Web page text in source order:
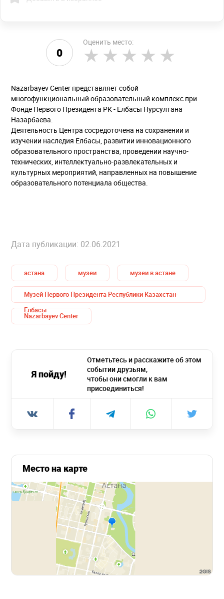
0
Оценить место:
Nazarbayev Center представляет собой
многофункциональный образовательный комплекс при
Фонде Первого Президента РК - Елбасы Нурсултана
Назарбаева.
Деятельность Центра сосредоточена на сохранении и
изучении наследия Елбасы, развитии инновационного
образовательного пространства, проведении научно-
технических, интеллектуально-развлекательных и
культурных мероприятий, направленных на повышение
образовательного потенциала общества.
Дата публикации: 02.06.2021
астана музеи музеи в астане
Музей Первого Президента Республики Казахстан-
Елбасы
Nazarbayev Center
Я пойду!
Отметьтесь и расскажите об этом
событии друзьям,
чтобы они смогли к вам
присоединиться!
Место на карте